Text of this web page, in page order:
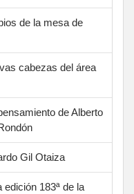
de la mesa de
cabezas del área
de Alberto
Gil Otaiza
183ª de la